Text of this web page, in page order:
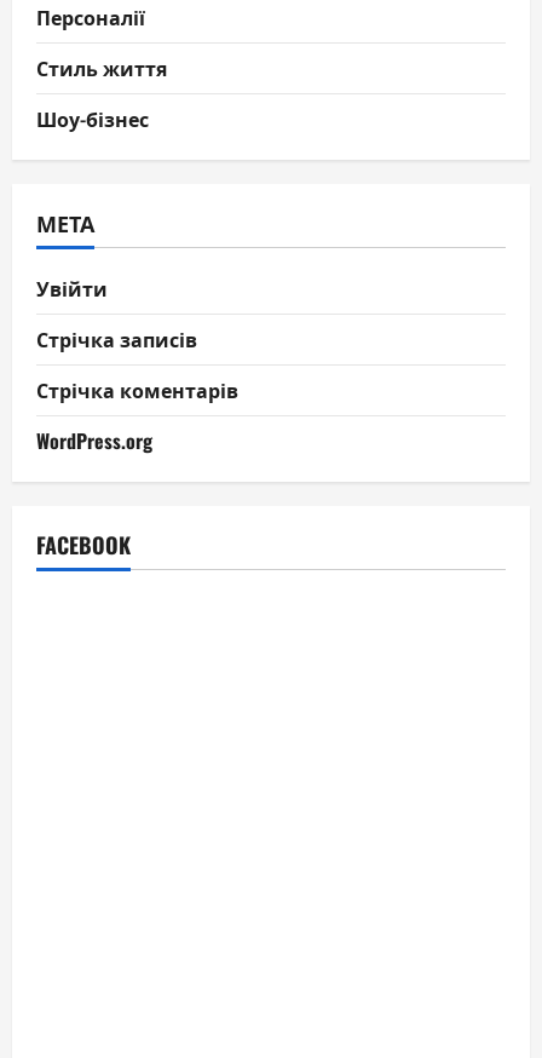
Персоналії
Стиль життя
Шоу-бізнес
МЕТА
Увійти
Стрічка записів
Стрічка коментарів
WordPress.org
FACEBOOK